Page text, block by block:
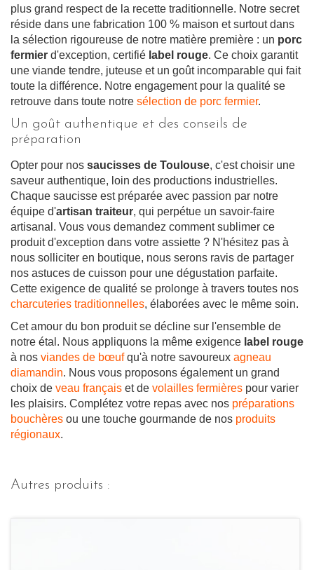
plus grand respect de la recette traditionnelle. Notre secret
réside dans une fabrication 100 % maison et surtout dans
la sélection rigoureuse de notre matière première : un porc
fermier d'exception, certifié label rouge. Ce choix garantit
une viande tendre, juteuse et un goût incomparable qui fait
toute la différence. Notre engagement pour la qualité se
retrouve dans toute notre sélection de porc fermier.
Un goût authentique et des conseils de
préparation
Opter pour nos saucisses de Toulouse, c'est choisir une
saveur authentique, loin des productions industrielles.
Chaque saucisse est préparée avec passion par notre
équipe d'artisan traiteur, qui perpétue un savoir-faire
artisanal. Vous vous demandez comment sublimer ce
produit d'exception dans votre assiette ? N'hésitez pas à
nous solliciter en boutique, nous serons ravis de partager
nos astuces de cuisson pour une dégustation parfaite.
Cette exigence de qualité se prolonge à travers toutes nos
charcuteries traditionnelles, élaborées avec le même soin.
Cet amour du bon produit se décline sur l'ensemble de
notre étal. Nous appliquons la même exigence label rouge
à nos viandes de bœufqu'à notre savoureux agneau
diamandin. Nous vous proposons également un grand
choix de veau français et de volailles fermières pour varier
les plaisirs. Complétez votre repas avec nos préparations
bouchères ou une touche gourmande de nos produits
régionaux.
Autres produits :